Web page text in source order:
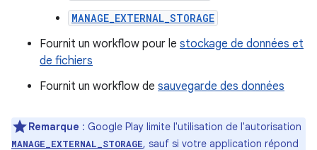
MANAGE_EXTERNAL_STORAGE
Fournit un workflow pour le stockage de données et
de fichiers
Fournit un workflow de sauvegarde des données
Remarque : Google Play limite l'utilisation de l'autorisation
MANAGE_EXTERNAL_STORAGE, sauf si votre application répond